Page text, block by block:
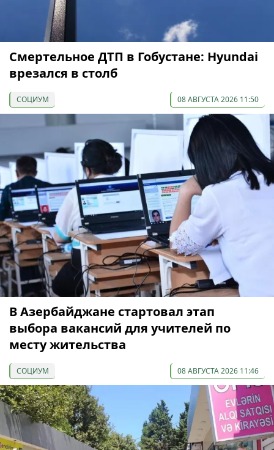
Смертельное ДТП в Гобустане: Hyundai
врезался в столб
СОЦИУМ 08 АВГУСТА 2026 11:50
В Азербайджане стартовал этап
выбора вакансий для учителей по
месту жительства
СОЦИУМ 08 АВГУСТА 2026 11:46